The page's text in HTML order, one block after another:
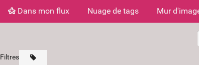
Dans mon flux Nuage de tags Mur
Filtres